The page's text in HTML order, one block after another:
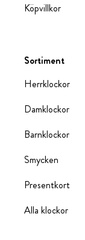
Köpvillkor
Sortiment
Herrklockor
Damklockor
Barnklockor
Smycken
Presentkort
Alla klockor